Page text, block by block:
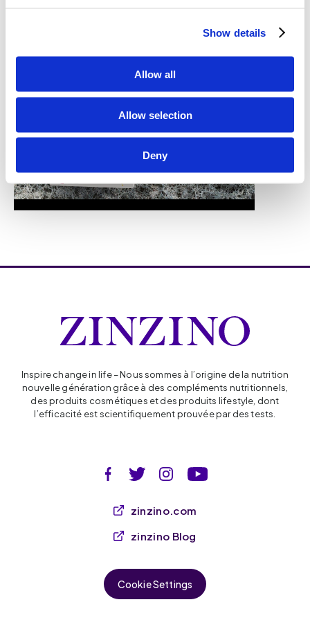
Show details
Allow all
Allow selection
Deny
Inspire change in life – Nous sommes à l’origine de la nutrition
nouvelle génération grâce à des compléments nutritionnels,
des produits cosmétiques et des produits lifestyle, dont
l’efficacité est scientifiquement prouvée par des tests.
zinzino.com
zinzino Blog
Cookie Settings